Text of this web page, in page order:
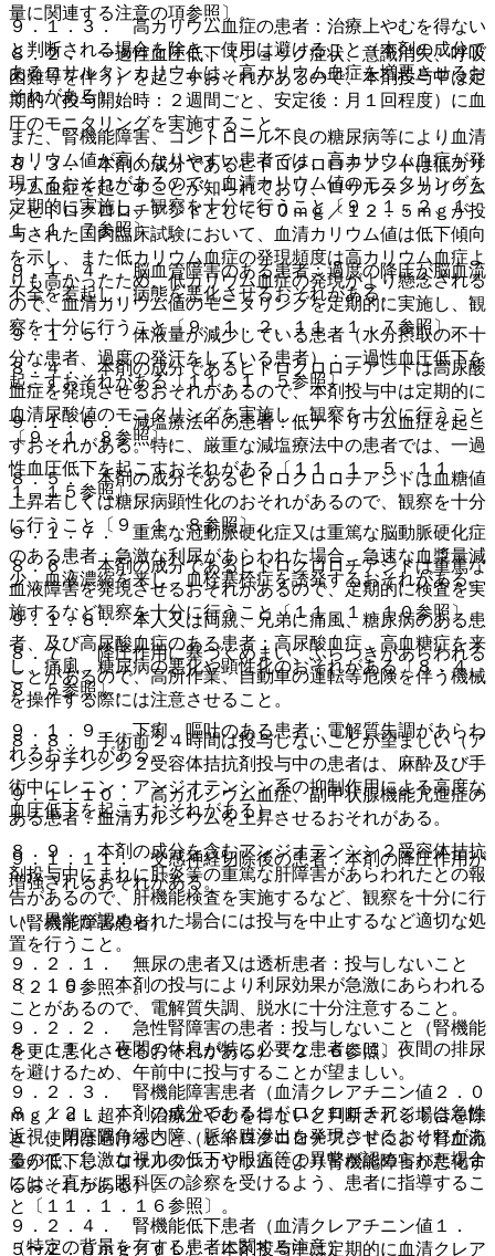
９．１．３． 高カリウム血症の患者：治療上やむを得ない
と判断される場合を除き、使用は避けること（本剤の成分で
あるロサルタンカリウムは、高カリウム血症を増悪させるお
それがある）。
また、腎機能障害、コントロール不良の糖尿病等により血清
カリウム値が高くなりやすい患者では、高カリウム血症が発
現するおそれがあるので、血清カリウム値のモニタリングを
定期的に実施し、観察を十分に行うこと〔９．１．２、１
１．１．７参照〕。
９．１．４． 脳血管障害のある患者：過度の降圧が脳血流
不全を惹起し、病態を悪化させるおそれがある。
９．１．５． 体液量が減少している患者（水分摂取の不十
分な患者、過度の発汗をしている患者）：一過性血圧低下を
起こすおそれがある〔１１．１．５参照〕。
９．１．６． 減塩療法中の患者：低ナトリウム血症を起こ
すおそれがある。特に、厳重な減塩療法中の患者では、一過
性血圧低下を起こすおそれがある〔１１．１．５、１１．
１．１５参照〕。
９．１．７． 重篤な冠動脈硬化症又は重篤な脳動脈硬化症
のある患者：急激な利尿があらわれた場合、急速な血漿量減
少、血液濃縮を来し、血栓塞栓症を誘発するおそれがある。
９．１．８． 本人又は両親、兄弟に痛風、糖尿病のある患
者、及び高尿酸血症のある患者：高尿酸血症、高血糖症を来
し、痛風、糖尿病の悪化や顕性化のおそれがある〔８．４、
８．５参照〕。
９．１．９． 下痢、嘔吐のある患者：電解質失調があらわ
れるおそれがある。
９．１．１０． 高カルシウム血症、副甲状腺機能亢進症の
ある患者：血清カルシウムを上昇させるおそれがある。
９．１．１１． 交感神経切除後の患者：本剤の降圧作用が
増強されるおそれがある。
（腎機能障害患者）
９．２．１． 無尿の患者又は透析患者：投与しないこと
〔２．５参照〕。
９．２．２． 急性腎障害の患者：投与しないこと（腎機能
を更に悪化させるおそれがある）〔２．６参照〕。
９．２．３． 腎機能障害患者（血清クレアチニン値２．０
ｍｇ／ｄＬ超）：治療上やむを得ないと判断される場合を除
き、使用は避けること（ヒドロクロロチアジドにより腎血流
量が低下し、ロサルタンカリウムにより腎機能障害が悪化す
るおそれがある）。
９．２．４． 腎機能低下患者（血清クレアチニン値１．
５〜２．０ｍｇ／ｄＬ）：本剤投与中は定期的に血清クレア
量に関連する注意の項参照〕。
８．２． 一過性血圧低下（ショック症状、意識消失、呼吸
困難等を伴う）を起こすおそれがあるので、本剤投与中は定
期的（投与開始時：２週間ごと、安定後：月１回程度）に血
圧のモニタリングを実施すること。
８．３． 本剤の成分であるヒドロクロロチアジドは低カリ
ウム血症を起こすことが知られており、ロサルタンカリウム
／ヒドロクロロチアジドとして５０ｍｇ／１２．５ｍｇが投
与された国内臨床試験において、血清カリウム値は低下傾向
を示し、また低カリウム血症の発現頻度は高カリウム血症よ
りも高かったため、低カリウム血症の発現がより懸念される
ので、血清カリウム値のモニタリングを定期的に実施し、観
察を十分に行うこと〔９．１．２、１１．１．７参照〕。
８．４． 本剤の成分であるヒドロクロロチアジドは高尿酸
血症を発現させるおそれがあるので、本剤投与中は定期的に
血清尿酸値のモニタリングを実施し、観察を十分に行うこと
〔９．１．８参照〕。
８．５． 本剤の成分であるヒドロクロロチアジドは血糖値
上昇若しくは糖尿病顕性化のおそれがあるので、観察を十分
に行うこと〔９．１．８参照〕。
８．６． 本剤の成分であるヒドロクロロチアジドは重篤な
血液障害を発現させるおそれがあるので、定期的に検査を実
施するなど観察を十分に行うこと〔１１．１．１０参照〕。
８．７． 降圧作用に基づくめまい、ふらつきがあらわれる
ことがあるので、高所作業、自動車の運転等危険を伴う機械
を操作する際には注意させること。
８．８． 手術前２４時間は投与しないことが望ましい（ア
ンジオテンシン２受容体拮抗剤投与中の患者は、麻酔及び手
術中にレニン・アンジオテンシン系の抑制作用による高度な
血圧低下を起こすおそれがある）。
８．９． 本剤の成分を含むアンジオテンシン２受容体拮抗
剤投与中にまれに肝炎等の重篤な肝障害があらわれたとの報
告があるので、肝機能検査を実施するなど、観察を十分に行
い、異常が認められた場合には投与を中止するなど適切な処
置を行うこと。
８．１０． 本剤の投与により利尿効果が急激にあらわれる
ことがあるので、電解質失調、脱水に十分注意すること。
８．１１． 夜間の休息が特に必要な患者には、夜間の排尿
を避けるため、午前中に投与することが望ましい。
８．１２． 本剤の成分であるヒドロクロロチアジドは急性
近視、閉塞隅角緑内障、脈絡膜滲出を発現させるおそれがあ
るので、急激な視力の低下や眼痛等の異常が認められた場合
には、直ちに眼科医の診察を受けるよう、患者に指導するこ
と〔１１．１．１６参照〕。
（特定の背景を有する患者に関する注意）